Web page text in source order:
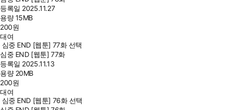
등록일 2025.11.27
용량15MB
200원
대여
심중 END [웹툰] 77화 선택
심중 END [웹툰] 77화
등록일 2025.11.13
용량 20MB
200원
대여
심중 END [웹툰] 76화 선택